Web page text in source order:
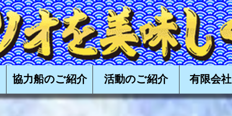
おを美味しく食べる会,かつお,カツオ,鰹,一本釣り,かつお一本釣り,カツオ一本釣り,鰹一本釣り,タタキ,漁,購入,高知,土佐,戻り鰹,上り鰹
協力船のご紹介 活動のご紹介 有限会